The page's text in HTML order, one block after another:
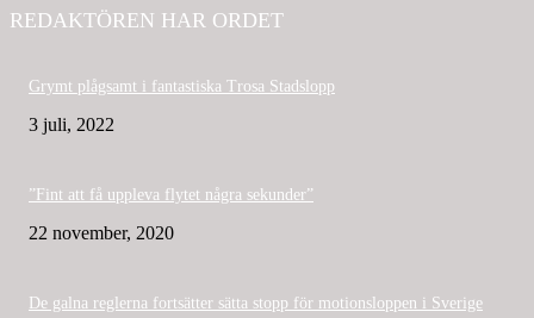
REDAKTÖREN HAR ORDET
Grymt plågsamt i fantastiska Trosa Stadslopp
3 juli, 2022
”Fint att få uppleva flytet några sekunder”
22 november, 2020
De galna reglerna fortsätter sätta stopp för motionsloppen i Sverige